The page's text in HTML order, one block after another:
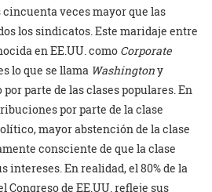
veces mayor que las
los sindicatos. Este maridaje entre
en EE.UU. como Corporate
lo que se llama Washingtony
parte de las clases populares. En
por parte de la clase
mayor abstención de la clase
consciente de que la clase
intereses. En realidad, el 80% de la
Congreso de EE.UU. refleje sus